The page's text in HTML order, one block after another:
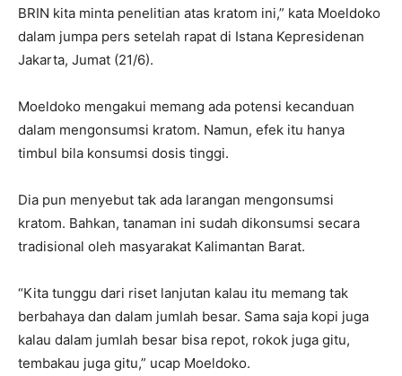
BRIN kita minta penelitian atas kratom ini,” kata Moeldoko
dalam jumpa pers setelah rapat di Istana Kepresidenan
Jakarta, Jumat (21/6).
Moeldoko mengakui memang ada potensi kecanduan
dalam mengonsumsi kratom. Namun, efek itu hanya
timbul bila konsumsi dosis tinggi.
Dia pun menyebut tak ada larangan mengonsumsi
kratom. Bahkan, tanaman ini sudah dikonsumsi secara
tradisional oleh masyarakat Kalimantan Barat.
“Kita tunggu dari riset lanjutan kalau itu memang tak
berbahaya dan dalam jumlah besar. Sama saja kopi juga
kalau dalam jumlah besar bisa repot, rokok juga gitu,
tembakau juga gitu,” ucap Moeldoko.